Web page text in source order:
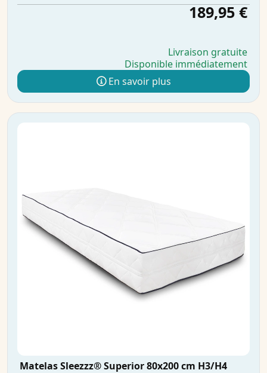
189,95 €
Livraison gratuite
Disponible immédiatement
En savoir plus
Matelas Sleezzz® Superior 80x200 cm H3/H4